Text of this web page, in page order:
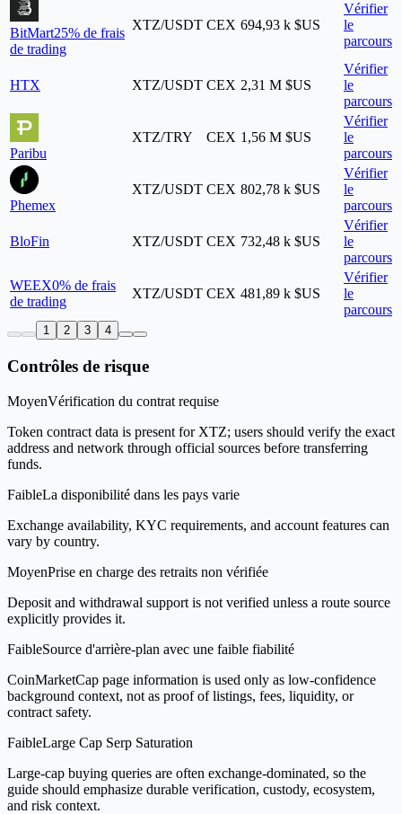
BitMart25% de frais
de trading
XTZ/USDT CEX 694,93 k $US
Vérifier
le
parcours
HTX XTZ/USDT CEX 2,31 M $US
Vérifier
le
parcours
Paribu
XTZ/TRY CEX 1,56 M $US
Vérifier
le
parcours
Phemex
XTZ/USDT CEX 802,78 k $US
Vérifier
le
parcours
BloFin XTZ/USDT CEX 732,48 k $US
Vérifier
le
parcours
WEEX0% de frais
de trading
XTZ/USDT CEX 481,89 k $US
Vérifier
le
parcours
1 2 3 4
Contrôles de risque
MoyenVérification du contrat requise
Token contract data is present for XTZ; users should verify the exact
address and network through official sources before transferring
funds.
FaibleLa disponibilité dans les pays varie
Exchange availability, KYC requirements, and account features can
vary by country.
MoyenPrise en charge des retraits non vérifiée
Deposit and withdrawal support is not verified unless a route source
explicitly provides it.
FaibleSource d'arrière-plan avec une faible fiabilité
CoinMarketCap page information is used only as low-confidence
background context, not as proof of listings, fees, liquidity, or
contract safety.
FaibleLarge Cap Serp Saturation
Large-cap buying queries are often exchange-dominated, so the
guide should emphasize durable verification, custody, ecosystem,
and risk context.